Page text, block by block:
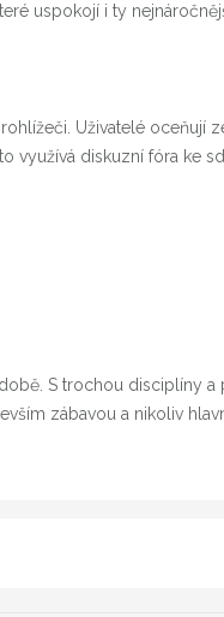
uspokojí i ty
Uživatelé oceňují
využívá diskuzní fóra ke
S trochou disciplíny a
zábavou a nikoliv